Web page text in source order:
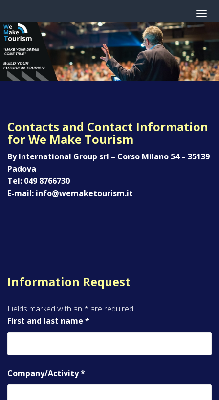
Contacts and Contact Information
for We Make Tourism
By International Group srl – Corso Milano 54 – 35139
Padova
Tel: 049 8766730
E-mail: info@wemaketourism.it
Information Request
Fields marked with an * are required
First and last name *
Company/Activity*